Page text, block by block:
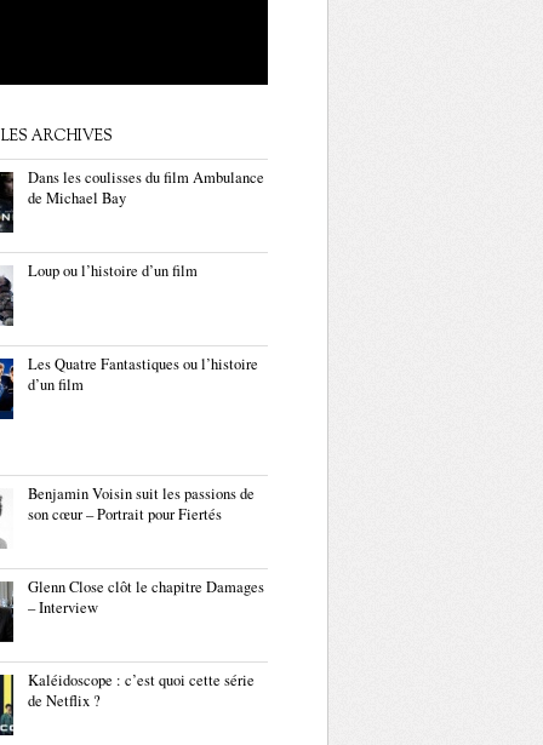
ARCHIVES
Dans les coulisses du film Ambulance
de Michael Bay
Loup ou l’histoire d’un film
Les Quatre Fantastiques ou l’histoire
d’un film
Benjamin Voisin suit les passions de
son cœur – Portrait pour Fiertés
Glenn Close clôt le chapitre Damages
– Interview
Kaléidoscope : c’est quoi cette série
de Netflix ?